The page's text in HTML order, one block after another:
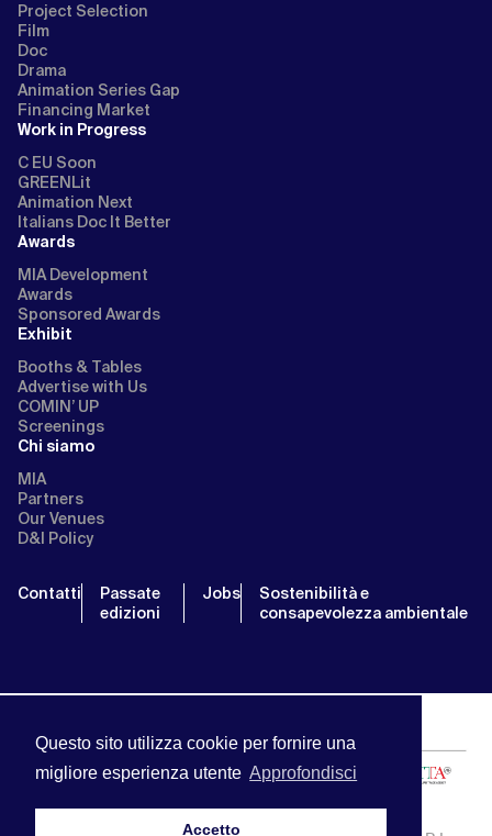
Questo sito utilizza cookie per fornire una
migliore esperienza utente Approfondisci
Accetto
Project Selection
Film
Doc
Drama
Animation Series Gap
Financing Market
Work in Progress
C EU Soon
GREENLit
Animation Next
Italians Doc It Better
Awards
MIA Development
Awards
Sponsored Awards
Exhibit
Booths & Tables
Advertise with Us
COMIN’ UP
Screenings
Chi siamo
MIA
Partners
Our Venues
D&I Policy
Contatti
Passate
edizioni
Jobs
Sostenibilità e
consapevolezza ambientale